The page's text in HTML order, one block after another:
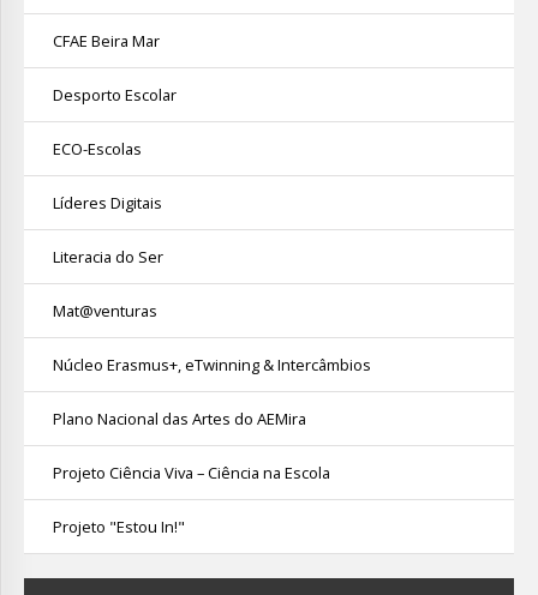
CFAE Beira Mar
Desporto Escolar
ECO-Escolas
Líderes Digitais
Literacia do Ser
Mat@venturas
Núcleo Erasmus+, eTwinning & Intercâmbios
Plano Nacional das Artes do AEMira
Projeto Ciência Viva – Ciência na Escola
Projeto "Estou In!"